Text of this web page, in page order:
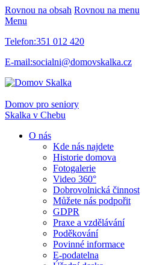
Rovnou na obsah Rovnou na menu
Menu
Telefon:351 012 420
E-mail:socialni@domovskalka.cz
Domov pro seniory
Skalka v Chebu
O nás
Kde nás najdete
Historie domova
Fotogalerie
Video 360°
Dobrovolnická činnost
Můžete nás podpořit
GDPR
Praxe a vzdělávání
Poděkování
Povinné informace
E-podatelna